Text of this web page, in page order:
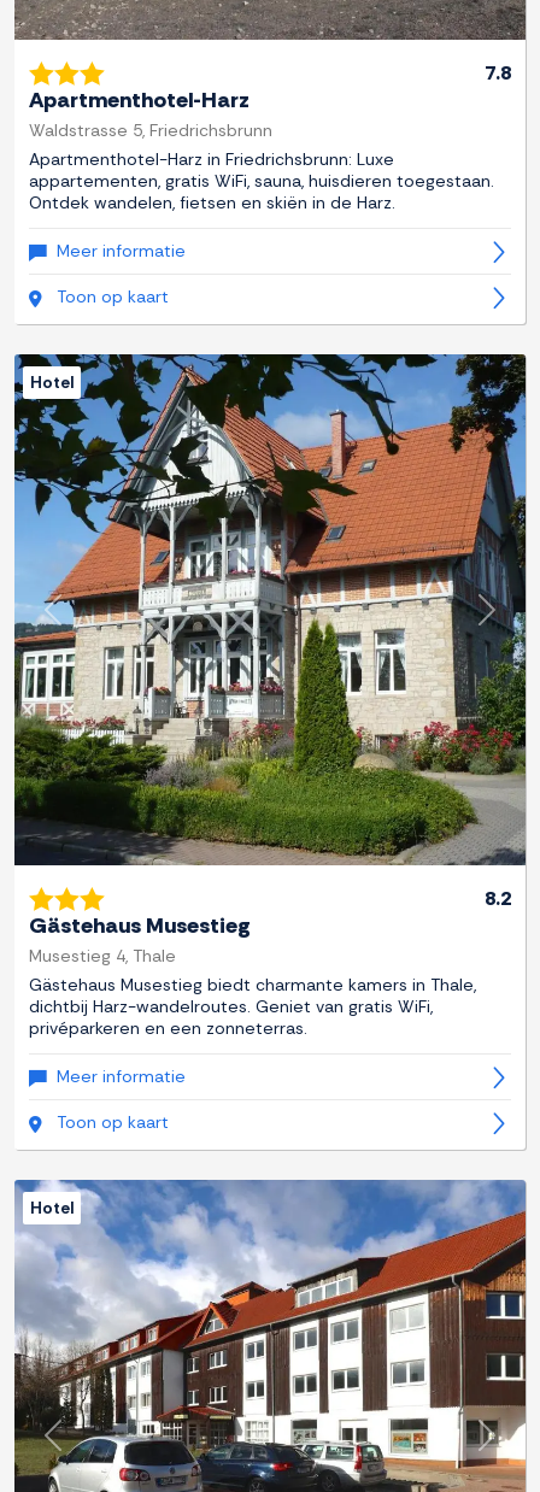
7.8
Apartmenthotel-Harz
Waldstrasse 5, Friedrichsbrunn
Apartmenthotel-Harz in Friedrichsbrunn: Luxe
appartementen, gratis WiFi, sauna, huisdieren toegestaan.
Ontdek wandelen, fietsen en skiën in de Harz.
Meer informatie
Toon op kaart
Previous Next
Hotel
8.2
Gästehaus Musestieg
Musestieg 4, Thale
Gästehaus Musestieg biedt charmante kamers in Thale,
dichtbij Harz-wandelroutes. Geniet van gratis WiFi,
privéparkeren en een zonneterras.
Meer informatie
Toon op kaart
Previous Next
Hotel